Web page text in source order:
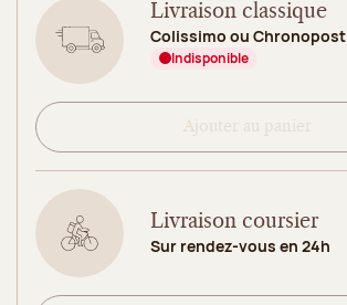
Livraison classique
Colissimo ou Chronopost
Indisponible
Ajouter au panier
Livraison coursier
Sur rendez-vous en 24h